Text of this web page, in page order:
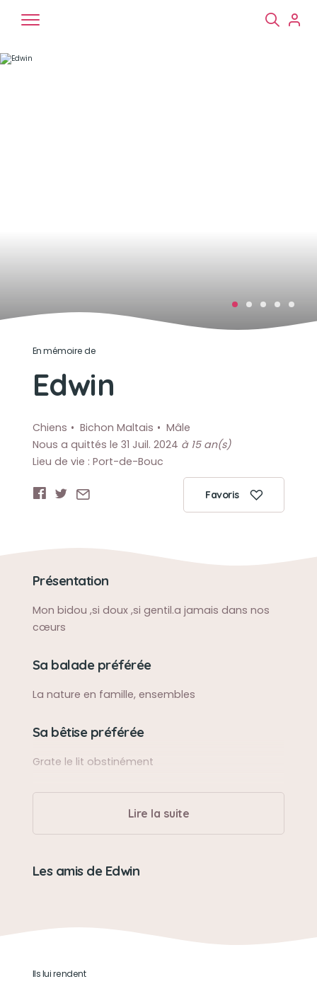
En mémoire de
Edwin
Chiens Bichon Maltais
Mâle
Nous a quittés le 31 Juil. 2024 à 15 an(s)
Lieu de vie : Port-de-Bouc
Favoris
Présentation
Mon bidou ,si doux ,si gentil.a jamais dans nos
cœurs
Sa balade préférée
La nature en famille, ensembles
Sa bêtise préférée
Grate le lit obstinément
Son caractère
Doux, paisible
Son jouet préféré
Son loisir préféré
Lire la suite
Les amis de Edwin
Ils lui rendent